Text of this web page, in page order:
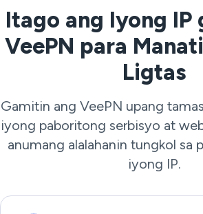
Itago ang Iyong IP
VeePN para
Ligtas
Gamitin ang VeePN upang
iyong paboritong serbisyo at
anumang alalahanin tungkol sa
iyong IP.